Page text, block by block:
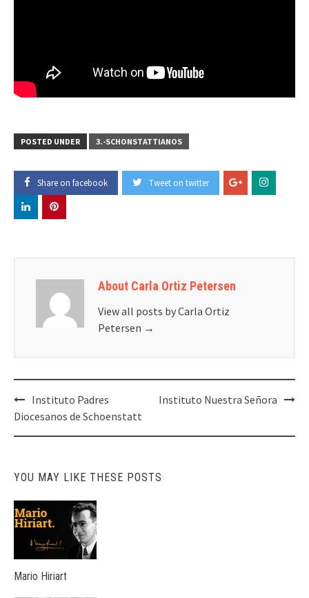
POSTED UNDER 3.-SCHONSTATTIANOS
Share on facebook Tweet on twitter
About Carla Ortiz Petersen
View all posts by Carla Ortiz
Petersen →
Post
navigation
Instituto Padres
Diocesanos de Schoenstatt
Instituto Nuestra Señora
YOU MAY LIKE THESE POSTS
Mario Hiriart